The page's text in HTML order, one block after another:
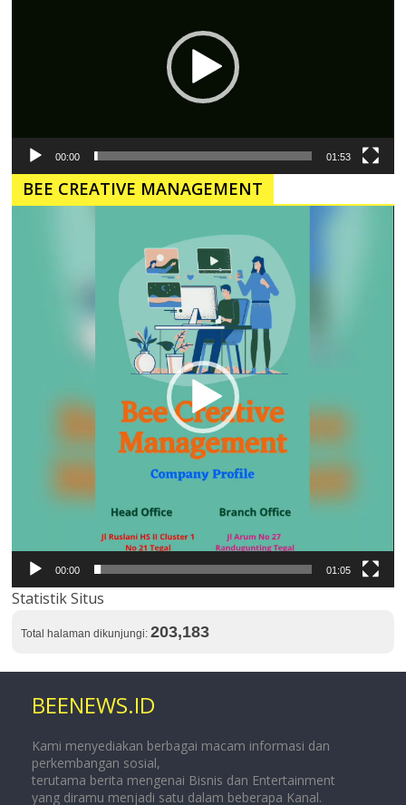
00:00 01:53
BEE CREATIVE MANAGEMENT
00:00 01:05
Statistik Situs
Total halaman dikunjungi:203,183
BEENEWS.ID
Kami menyediakan berbagai macam informasi dan
perkembangan sosial,
terutama berita mengenai Bisnis dan Entertainment
yang diramu menjadi satu dalam beberapa Kanal.